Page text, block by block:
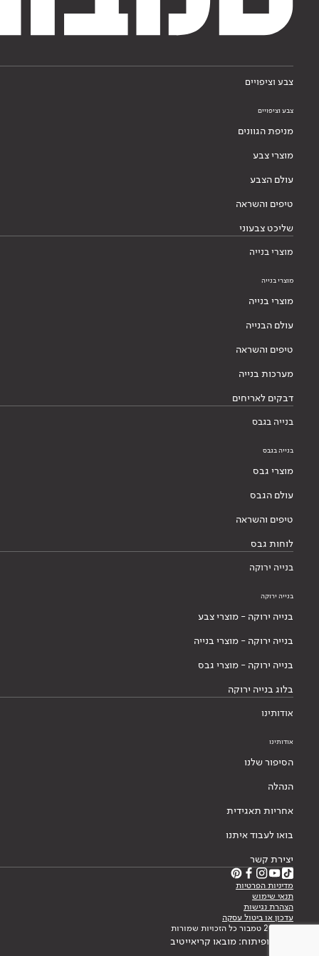
צבע וציפויים
צבע וציפויים
מניפת הגוונים
מוצרי צבע
עולם הצבע
טיפים והשראה
שליכט צבעוני
מוצרי בנייה
מוצרי בנייה
מוצרי בנייה
עולם הבנייה
טיפים והשראה
מערכות בנייה
דבקים לאריחים
בנייה בגבס
בנייה בגבס
מוצרי גבס
עולם הגבס
טיפים והשראה
לוחות גבס
בנייה ירוקה
בנייה ירוקה
בנייה ירוקה - מוצרי צבע
בנייה ירוקה - מוצרי בנייה
בנייה ירוקה - מוצרי גבס
בלוג בנייה ירוקה
אודותינו
אודותינו
הסיפור שלנו
הנהלה
אחריות תאגידית
בואו לעבוד איתנו
יצירת קשר
מדיניות הפרטיות
תנאי שימוש
הצהרת נגישות
עדכון או ביטול עסקה
© 2026 טמבור כל הזכויות שמורות
עיצוב ופיתוח: מובאו קריאייטיב